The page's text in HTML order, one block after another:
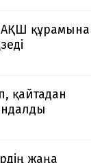
АҚШ құрамына
қайтадан
жаңа